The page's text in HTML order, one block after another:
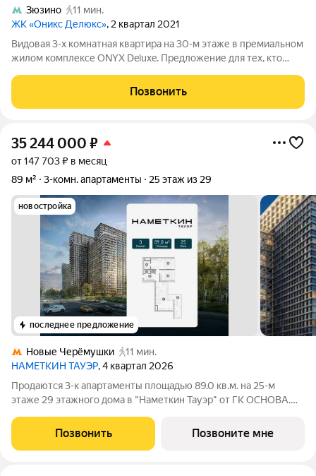
Зюзино
11 мин.
ЖК «Оникс Делюкс», 2 квартал 2021
Видовая 3-х комнатная квартира на 30-м этаже в премиальном
жилом комплексе ONYX Deluxe. Предложение для тех, кто
ПРЕИМУЩЕСТВА -Авторский дизайнерский ремонт с
продуманной концепцией -Техника и сантехника
Позвонить
35 244 000 ₽
от 147 703 ₽ в месяц
89 м²
3-комн. апартаменты 25 этаж из 29
новостройка
последнее предложение
Новые Черёмушки
11 мин.
НАМЕТКИН ТАУЭР, 4 квартал 2026
Продаются 3-к апартаменты площадью 89.0 кв.м. на 25-м
этаже 29 этажного дома в "Наметкин Тауэр" от ГК ОСНОВА.
обслуживанием, располагается в районе Черёмушки на Юго-
Западе Москвы. Архитектура от
Позвонить Позвоните мне